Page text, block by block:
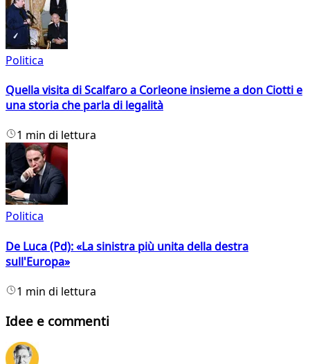
Politica
Quella visita di Scalfaro a Corleone insieme a don Ciotti e
una storia che parla di legalità
1 min di lettura
Politica
De Luca (Pd): «La sinistra più unita della destra
sull'Europa»
1 min di lettura
Idee e commenti